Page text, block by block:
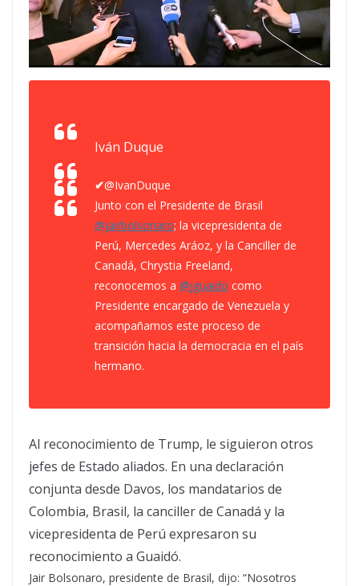
Iván Duque
✔@IvanDuque
Junto con el Presidente de Brasil
@jairbolsonaro; la vicepresidenta de
Perú, Mercedes Aráoz, y la Canciller de
Canadá, Chrystia Freeland,
reconocemos a @jguaido como
Presidente encargado de Venezuela y
acompañamos este proceso de
transición hacia la democracia en el país
hermano.
Al reconocimiento de Trump, le siguieron otros
jefes de Estado aliados. En una declaración
conjunta desde Davos, los mandatarios de
Colombia, Brasil, la canciller de Canadá y la
vicepresidenta de Perú expresaron su
reconocimiento a Guaidó.
Jair Bolsonaro, presidente de Brasil, dijo: “Nosotros